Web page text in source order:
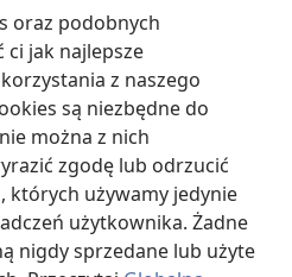
oraz podobnych
jak najlepsze
z naszego
są niezbędne do
można z nich
zgodę lub odrzucić
których używamy jedynie
użytkownika. Żadne
nigdy sprzedane lub użyte
Strażnicy